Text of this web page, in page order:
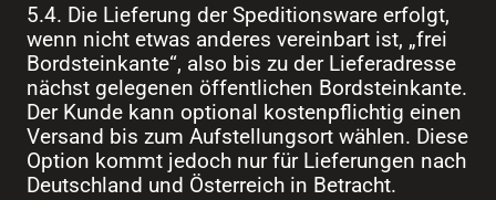
5.4. Die Lieferung der Speditionsware erfolgt,
wenn nicht etwas anderes vereinbart ist, „frei
Bordsteinkante“, also bis zu der Lieferadresse
nächst gelegenen öffentlichen Bordsteinkante.
Der Kunde kann optional kostenpflichtig einen
Versand bis zum Aufstellungsort wählen. Diese
Option kommt jedoch nur für Lieferungen nach
Deutschland und Österreich in Betracht.